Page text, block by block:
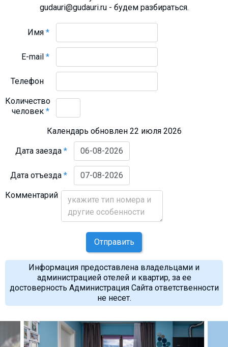
gudauri@gudauri.ru - будем разбираться.
Имя*
E-mail*
Телефон
Количество
человек*
Календарь обновлен 22 июля 2026
Дата заезда*
Дата отъезда*
Комментарий
Отправить
Информация предоставлена владельцами и
администрацией отелей и квартир, за ее
достоверность Администрация Сайта ответственности
не несет.